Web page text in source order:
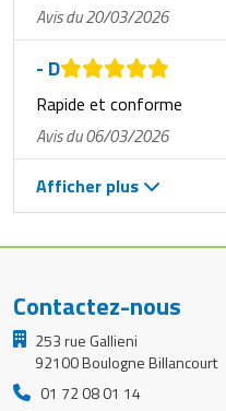
Avis du 20/03/2026
- D
Rapide et conforme
Avis du 06/03/2026
Afficher plus
Contactez-nous
253 rue Gallieni
92100 Boulogne Billancourt
01 72 08 01 14